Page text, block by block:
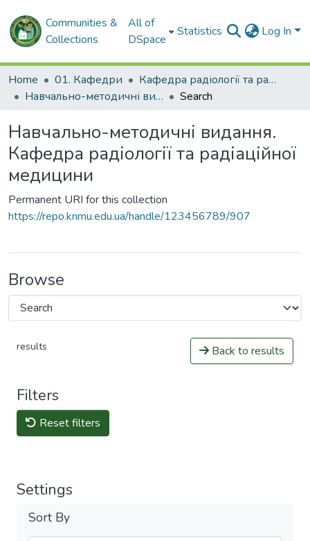
Communities &
Collections
All of
DSpace
Statistics Log In
Home 01. Кафедри
Кафедра радіології та радіаційної медицини
Навчально-методичні видання. Кафедра радіології та радіаційної медицини
Search
Навчально-методичні видання.
Кафедра радіології та радіаційної
медицини
Permanent URI for this collection
https://repo.knmu.edu.ua/handle/123456789/907
Browse
results Back to results
Filters
Reset filters
Settings
Sort By